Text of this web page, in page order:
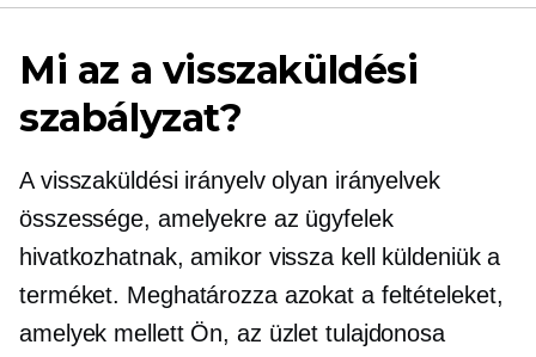
Mi az a visszaküldési
szabályzat?
A visszaküldési irányelv olyan irányelvek
összessége, amelyekre az ügyfelek
hivatkozhatnak, amikor vissza kell küldeniük a
terméket. Meghatározza azokat a feltételeket,
amelyek mellett Ön, az üzlet tulajdonosa